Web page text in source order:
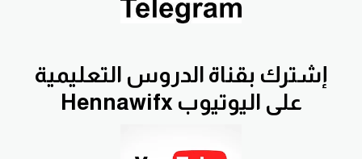
إشترك بقناة الدروس التعليمية
Hennawifx على اليوتيوب